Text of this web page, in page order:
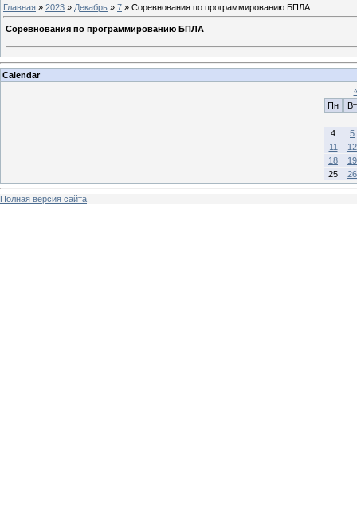
Главная » 2023 » Декабрь » 7 » Соревнования по программированию БПЛА
Соревнования по программированию БПЛА
Calendar
Пн
Вт
4
5
11
12
18
19
25
26
Полная версия сайта